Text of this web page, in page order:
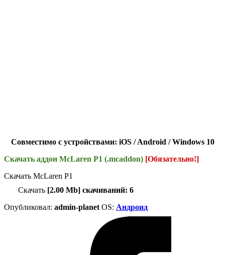
Совместимо с устройствами: iOS / Android / Windows 10
Скачать аддон McLaren P1 (.mcaddon) [Обязательно!]
Скачать McLaren P1
Скачать [2.00 Mb] скачиваний: 6
Опубликовал: admin-planet ОS: Андроид